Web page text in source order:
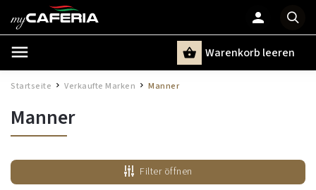
Warenkorb leeren
Startseite / Verkaufte Marken / Manner
Manner
Filter öffnen